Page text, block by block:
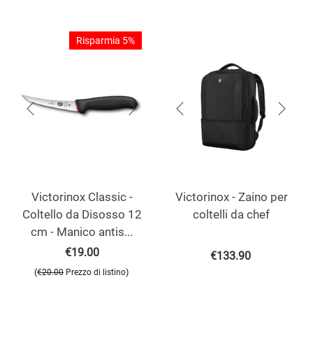
Risparmia 5%
Victorinox Classic -
Coltello da Disosso 12
cm - Manico antis...
€19.00
(€20.00 Prezzo di listino)
Victorinox - Zaino per
coltelli da chef
€133.90